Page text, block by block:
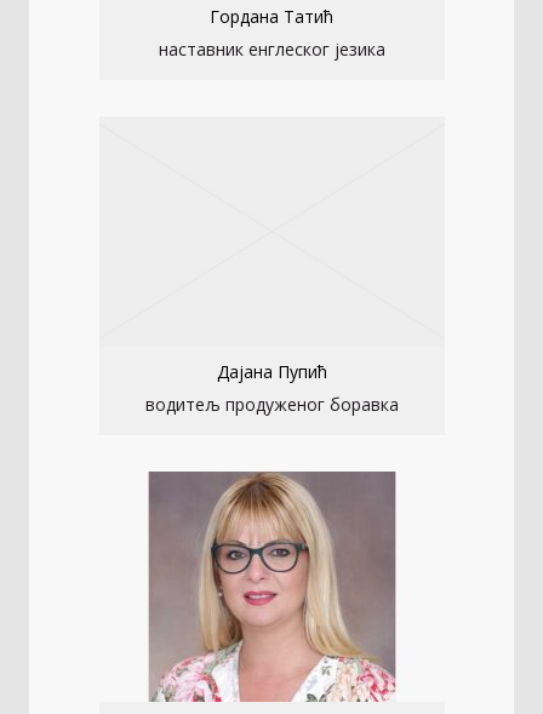
Гордана Татић
наставник енглеског језика
Дајана Пупић
водитељ продуженог боравка